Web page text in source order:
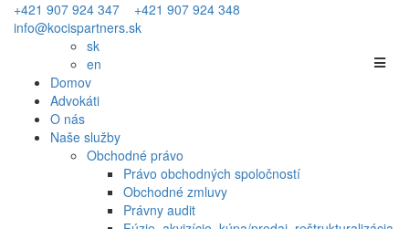
+421 907 924 347
+421 907 924 348
info@kocispartners.sk
sk
en
Domov
Advokáti
O nás
Naše služby
Obchodné právo
Právo obchodných spoločností
Obchodné zmluvy
Právny audit